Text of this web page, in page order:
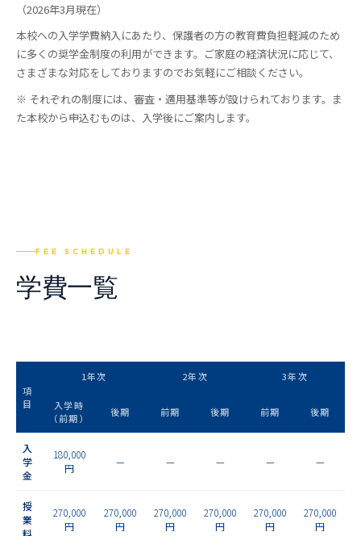
（2026年3月現在）
本校への入学学費納入にあたり、保護者の方の教育費負担軽減のため
に多くの奨学金制度の利用ができます。ご家庭の経済状況に応じて、
さまざまな対応をしておりますのでお気軽にご相談ください。
※ それぞれの制度には、審査・適用基準等が設けられております。ま
た本校から申込むものは、入学後にご案内します。
FEE SCHEDULE
学費一覧
項
目
1年次 2年次 3年次
入学時
（前期）
後期 前期 後期 前期 後期
入
学
金
180,000
円
— — — — —
授
業
料
270,000
円
270,000
円
270,000
円
270,000
円
270,000
円
270,000
円